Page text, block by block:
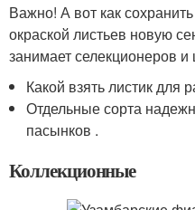
Важно! А вот как
окраской листьев новую
занимает селекционеров и
Какой взять листик для
Отдельные сорта
пасынков .
Коллекционные